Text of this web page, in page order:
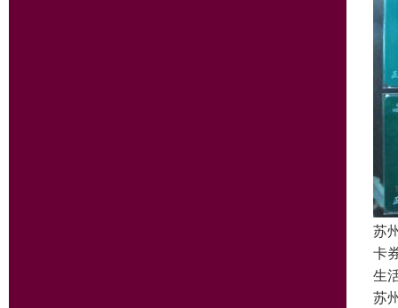
苏
卡
生
苏